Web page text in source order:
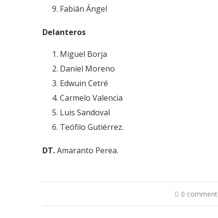
Fabián Ángel
Delanteros
Miguel Borja
Daniel Moreno
Edwuin Cetré
Carmelo Valencia
Luis Sandoval
Teófilo Gutiérrez.
DT.Amaranto Perea.
0